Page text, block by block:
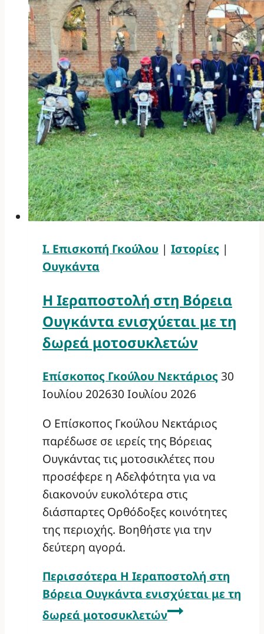
Ι. Επισκοπή Γκούλου | Ιστορίες |
Ουγκάντα
Η Ιεραποστολή στη Βόρεια
Ουγκάντα ενισχύεται με τη
δωρεά μοτοσυκλετών
Επίσκοπος Γκούλου Νεκτάριος30
Ιουλίου 202630 Ιουλίου 2026
Ο Επίσκοπος Γκούλου Νεκτάριος
παρέδωσε σε ιερείς της Βόρειας
Ουγκάντας τις μοτοσικλέτες που
προσέφερε η Αδελφότητα για να
διακονούν ευκολότερα στις
διάσπαρτες Ορθόδοξες κοινότητες
της περιοχής. Βοηθήστε για την
δεύτερη αγορά.
Περισσότερα Η Ιεραποστολή στη
Βόρεια Ουγκάντα ενισχύεται με τη
δωρεά μοτοσυκλετών